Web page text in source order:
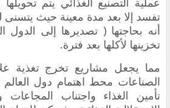
تفسد إلا بعد مدة معينة حيث يتسنى
أنه بحاجتها ( تصديرها إلى الدول
تخزينها لأكلها بعد فترة.
مما يجعل مشاريع تخرج تغذية
الصناعات محط اهتمام دول
تأمين الغذاء واجتناب